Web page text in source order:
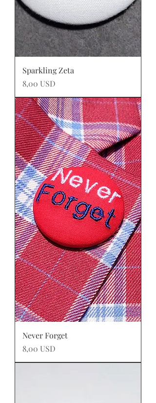
Sparkling Zeta
Prezzo
8,00 USD
Never Forget
Prezzo
8,00 USD